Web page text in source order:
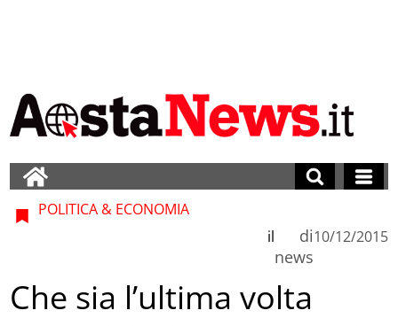
POLITICA & ECONOMIA
di
news
il 10/12/2015
Che sia l’ultima volta